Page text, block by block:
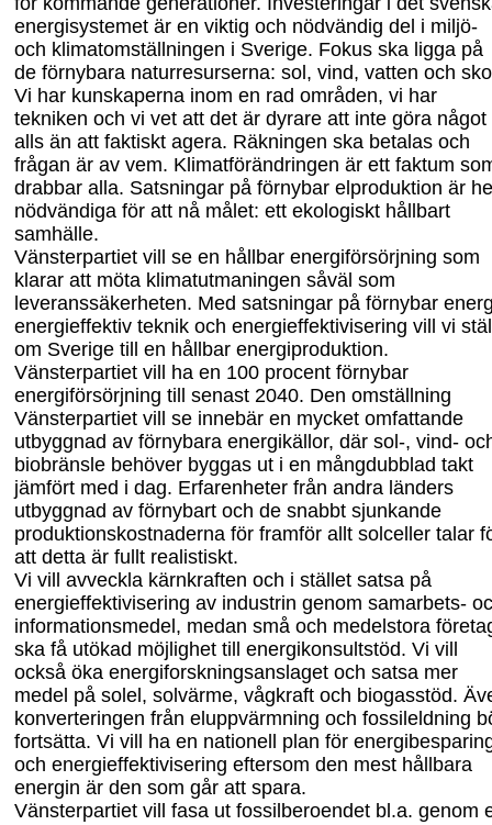
energisystemet är en viktig och nödvändig del i miljö-
och klimatomställningen i Sverige. Fokus ska ligga på
de förnybara naturresurserna: sol, vind, vatten och
Vi har kunskaperna inom en rad områden, vi har
tekniken och vi vet att det är dyrare att inte göra något
alls än att faktiskt agera. Räkningen ska betalas och
frågan är av vem. Klimatförändringen är ett faktum
drabbar alla. Satsningar på förnybar elproduktion är
nödvändiga för att nå målet: ett ekologiskt hållbart
samhälle.
Vänsterpartiet vill se en hållbar energiförsörjning som
klarar att möta klimatutmaningen såväl som
leveranssäkerheten. Med satsningar på förnybar
energieffektiv teknik och energieffektivisering vill vi
om Sverige till en hållbar energiproduktion.
Vänsterpartiet vill ha en 100 procent förnybar
energiförsörjning till senast 2040. Den omställning
Vänsterpartiet vill se innebär en mycket omfattande
utbyggnad av förnybara energikällor, där sol-, vind-
biobränsle behöver byggas ut i en mångdubblad takt
jämfört med i dag. Erfarenheter från andra länders
utbyggnad av förnybart och de snabbt sjunkande
produktionskostnaderna för framför allt solceller talar
att detta är fullt realistiskt.
Vi vill avveckla kärnkraften och i stället satsa på
energieffektivisering av industrin genom samarbets-
informationsmedel, medan små och medelstora
ska få utökad möjlighet till energikonsultstöd. Vi vill
också öka energiforskningsanslaget och satsa mer
medel på solel, solvärme, vågkraft och biogasstöd.
konverteringen från eluppvärmning och fossileldning
fortsätta. Vi vill ha en nationell plan för
och energieffektivisering eftersom den mest hållbara
energin är den som går att spara.
Vänsterpartiet vill fasa ut fossilberoendet bl.a. genom